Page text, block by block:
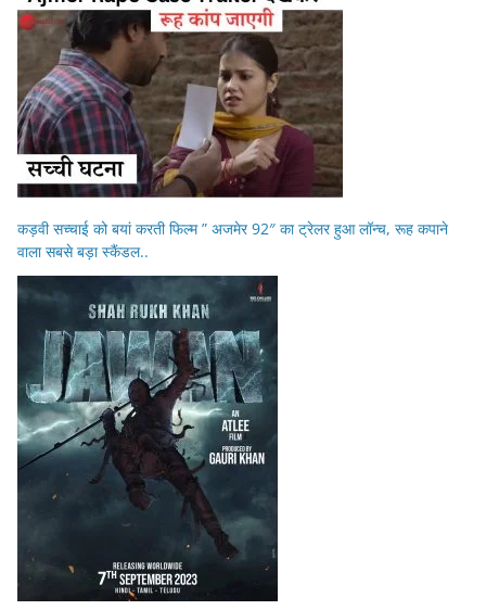
कड़वी सच्चाई को बयां करती फिल्म ” अजमेर 92″ का ट्रेलर हुआ लॉन्च, रूह कपाने
वाला सबसे बड़ा स्कैंडल..